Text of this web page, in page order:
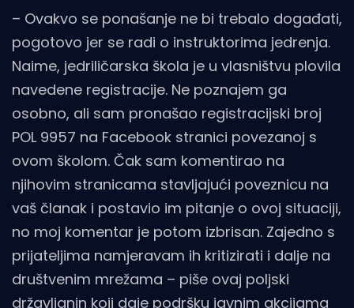
– Ovakvo se ponašanje ne bi trebalo događati,
pogotovo jer se radi o instruktorima jedrenja.
Naime, jedriličarska škola je u vlasništvu plovila
navedene registracije. Ne poznajem ga
osobno, ali sam pronašao registracijski broj
POL 9957 na Facebook stranici povezanoj s
ovom školom. Čak sam komentirao na
njihovim stranicama stavljajući poveznicu na
vaš članak i postavio im pitanje o ovoj situaciji,
no moj komentar je potom izbrisan. Zajedno s
prijateljima namjeravam ih kritizirati i dalje na
društvenim mrežama – piše ovaj poljski
državljanin koji daje podršku javnim akcijama